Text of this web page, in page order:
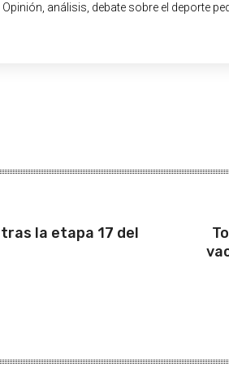
Opinión, análisis, debate sobre el deporte
la etapa 17 del